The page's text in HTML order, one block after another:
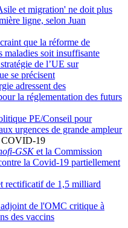
et migration' ne doit plus
ligne, selon Juan
que la réforme de
maladies soit insuffisante
de l’UE sur
se précisent
adressent des
la réglementation des futurs
PE/Conseil pour
urgences de grande ampleur
19
GSKet la Commission
la Covid-19 partiellement
rectificatif de 1,5 milliard
de l'OMC critique à
des vaccins